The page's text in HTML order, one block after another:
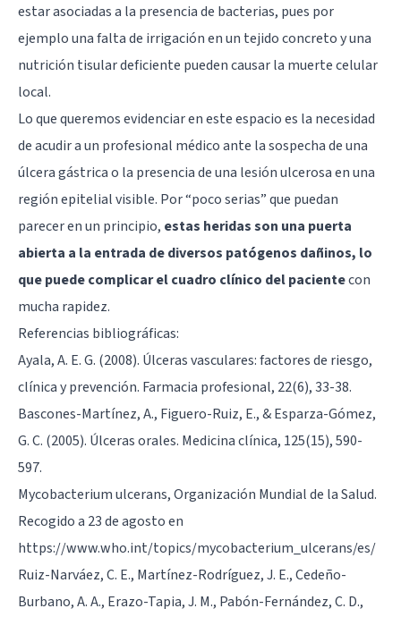
estar asociadas a la presencia de bacterias, pues por
ejemplo una falta de irrigación en un tejido concreto y una
nutrición tisular deficiente pueden causar la muerte celular
local.
Lo que queremos evidenciar en este espacio es la necesidad
de acudir a un profesional médico ante la sospecha de una
úlcera gástrica o la presencia de una lesión ulcerosa en una
región epitelial visible. Por “poco serias” que puedan
parecer en un principio, estas heridas son una puerta
abierta a la entrada de diversos patógenos dañinos, lo
que puede complicar el cuadro clínico del pacientecon
mucha rapidez.
Referencias bibliográficas:
Ayala, A. E. G. (2008). Úlceras vasculares: factores de riesgo,
clínica y prevención. Farmacia profesional, 22(6), 33-38.
Bascones-Martínez, A., Figuero-Ruiz, E., & Esparza-Gómez,
G. C. (2005). Úlceras orales. Medicina clínica, 125(15), 590-
597.
Mycobacterium ulcerans, Organización Mundial de la Salud.
Recogido a 23 de agosto en
https://www.who.int/topics/mycobacterium_ulcerans/es/
Ruiz-Narváez, C. E., Martínez-Rodríguez, J. E., Cedeño-
Burbano, A. A., Erazo-Tapia, J. M., Pabón-Fernández, C. D.,